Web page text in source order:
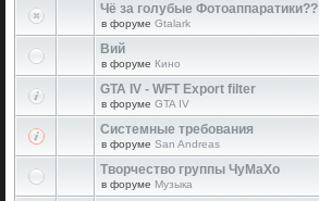
Чё за голубые Фотоаппаратики??
в форуме Gtalark
Вий
в форуме Кино
GTA IV - WFT Export filter
в форуме GTA IV
Системные требования
в форуме San Andreas
Творчество группы ЧуМаХо
в форуме Музыка